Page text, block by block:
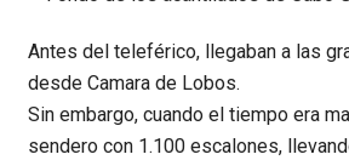
Antes del teleférico, llegaban a las
desde Camara de Lobos.
Sin embargo, cuando el tiempo era
sendero con 1.100 escalones,